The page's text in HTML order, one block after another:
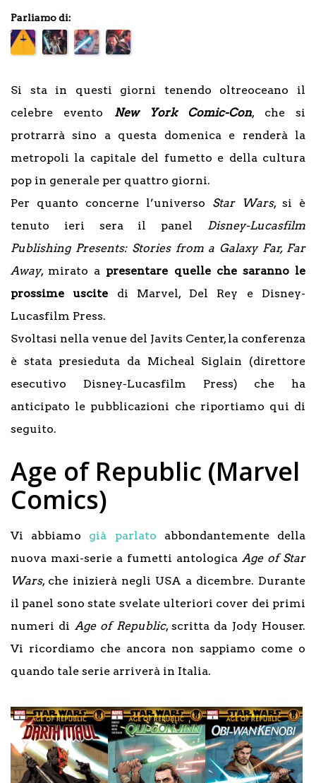
Parliamo di:
Si sta in questi giorni tenendo oltreoceano il
celebre evento New York Comic-Con, che si
protrarrà sino a questa domenica e renderà la
metropoli la capitale del fumetto e della cultura
pop in generale per quattro giorni.
Per quanto concerne l’universo Star Wars, si è
tenuto ieri sera il panel Disney-Lucasfilm
Publishing Presents: Stories from a Galaxy Far, Far
Away, mirato a presentare quelle che saranno le
prossime uscite di Marvel, Del Rey e Disney-
Lucasfilm Press.
Svoltasi nella venue del Javits Center, la conferenza
è stata presieduta da Micheal Siglain (direttore
esecutivo Disney-Lucasfilm Press) che ha
anticipato le pubblicazioni che riportiamo qui di
seguito.
Age of Republic (Marvel
Comics)
Vi abbiamo già parlato abbondantemente della
nuova maxi-serie a fumetti antologica Age of Star
Wars, che inizierà negli USA a dicembre. Durante
il panel sono state svelate ulteriori cover dei primi
numeri di Age of Republic, scritta da Jody Houser.
Vi ricordiamo che ancora non sappiamo come o
quando tale serie arriverà in Italia.